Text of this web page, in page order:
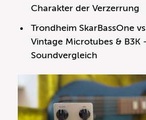
Charakter der Verzerrung
Trondheim SkarBassOne
Vintage Microtubes & B3K
Soundvergleich